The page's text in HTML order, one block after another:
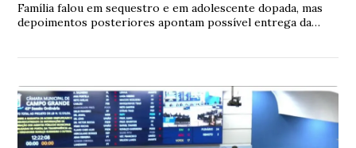
Família falou em sequestro e em adolescente dopada, mas
depoimentos posteriores apontam possível entrega da